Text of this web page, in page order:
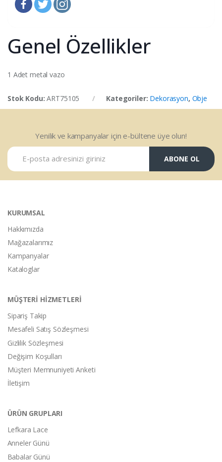
Genel Özellikler
1 Adet metal vazo
Stok Kodu:ART75105 Kategoriler: Dekorasyon, Obje
Yenilik ve kampanyalar için e-bültene üye olun!
ABONE OL
KURUMSAL
Hakkımızda
Mağazalarımız
Kampanyalar
Kataloglar
MÜŞTERİ HİZMETLERİ
Sipariş Takip
Mesafeli Satış Sözleşmesi
Gizlilik Sözleşmesi
Değişim Koşulları
Müşteri Memnuniyeti Anketi
İletişim
ÜRÜN GRUPLARI
Lefkara Lace
Anneler Günü
Babalar Günü